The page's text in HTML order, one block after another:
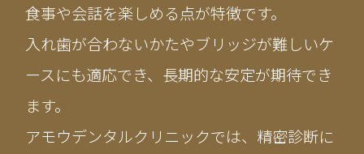
食事や会話を楽しめる点が特徴です。
入れ歯が合わないかたやブリッジが難しいケ
ースにも適応でき、長期的な安定が期待でき
ます。
アモウデンタルクリニックでは、精密診断に